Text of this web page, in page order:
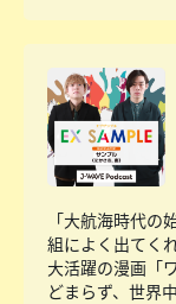
「大航海時代
組によく出てく
大活躍の漫画「
どまらず、世界